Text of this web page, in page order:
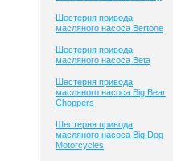
Шестерня привода
масляного насоса Bertone
Шестерня привода
масляного насоса Beta
Шестерня привода
масляного насоса Big Bear
Choppers
Шестерня привода
масляного насоса Big Dog
Motorcycles